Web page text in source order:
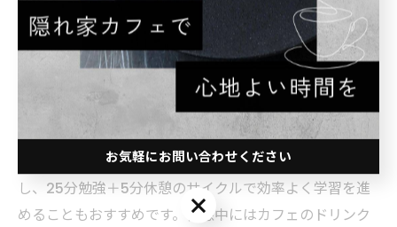
間管理がポイントです。福岡市博多区や古賀市のカフェ
では、落ち着いた空間と適度な雑音が集中を促進するた
め、勉強に適しています。まず、静かで席の間隔が広い
店舗を選び、集中力を維持しやすい環境を整えましょ
また、ポモドーロ・テクニックなど時間管理法を活用
し、25分勉強＋5分休憩のサイクルで効率よく学習を進
めることもおすすめです。休憩中にはカフェのドリンク
お気軽にお問い合わせください
お気軽にお問い合わせください